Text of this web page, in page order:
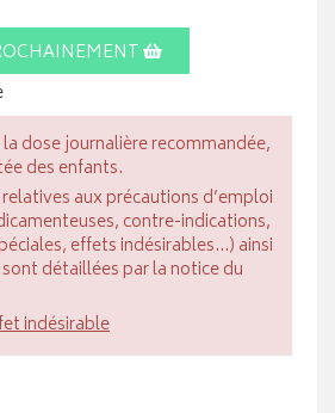
dose journalière recommandée,
des enfants.
aux précautions d’emploi
contre-indications,
effets indésirables...) ainsi
détaillées par la notice du
indésirable